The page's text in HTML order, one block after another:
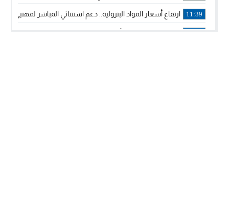
11:39 ارتفاع أسعار المواد البترولية.. دعم استثنائي المباشر لمهنيي